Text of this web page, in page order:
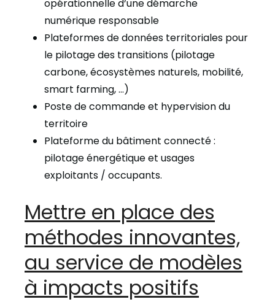
opérationnelle d’une démarche
numérique responsable
Plateformes de données territoriales pour
le pilotage des transitions (pilotage
carbone, écosystèmes naturels, mobilité,
smart farming, …)
Poste de commande et hypervision du
territoire
Plateforme du bâtiment connecté :
pilotage énergétique et usages
exploitants / occupants.
Mettre en place des
méthodes innovantes,
au service de modèles
à impacts positifs